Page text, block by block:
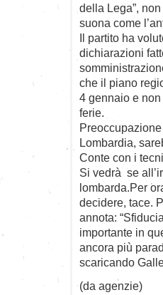
della Lega”,
suona come
Il partito ha
dichiarazioni
che il piano
4 gennaio e
ferie.
Lombardia,
Conte con i
Si vedrà se
lombarda.Per
decidere, tace.
annota:
importante in
ancora più
scaricando
(da agenzie)